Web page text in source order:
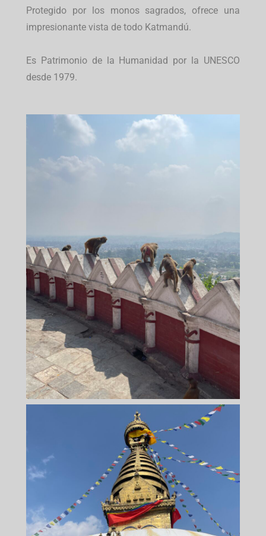
Protegido por los monos sagrados, ofrece una
impresionante vista de todo Katmandú.
Es Patrimonio de la Humanidad por la UNESCO
desde 1979.